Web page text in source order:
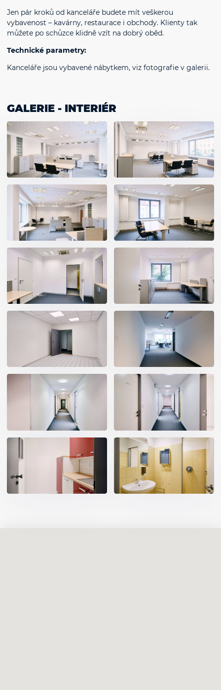
Jen pár kroků od kanceláře budete mít veškerou
vybavenost – kavárny, restaurace i obchody. Klienty tak
můžete po schůzce klidně vzít na dobrý oběd.
Technické parametry:
Kanceláře jsou vybavené nábytkem, viz fotografie v galerii.
GALERIE - INTERIÉR